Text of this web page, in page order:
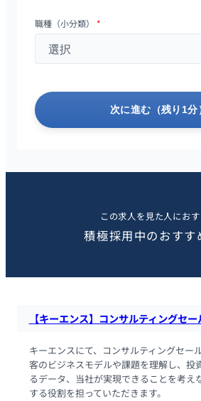
職種（小分類） *
次に進む（残り1分
この求人を見た人にお
積極採用中のおすす
【キーエンス】コンサルティングセー
キーエンスにて、コンサルティングセー
客のビジネスモデルや課題を理解し、投
るデータ、当社が実現できることを考え
する役割を担っていただきます。